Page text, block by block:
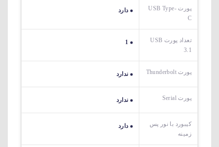
پورت USB Type-
C
دارد
تعداد پورت USB
3.1
1
پورت Thunderbolt ندارد
پورت Serial ندارد
کیبورد با نور پس
زمینه
دارد